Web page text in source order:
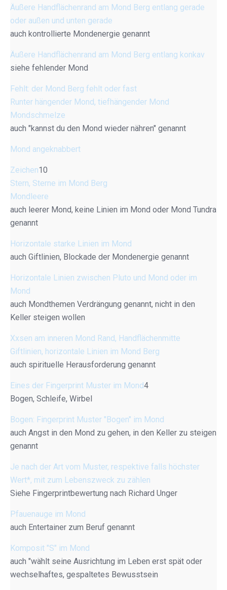
Äußere Handflächenrand am Mond Berg entlang gerade
oder außen und unten gerade
auch kontrollierte Mondenergie genannt
Äußere Handflächenrand am Mond Berg entlang konkav
siehe fehlender Mond
Fehlt: der Mond Berg fehlt oder fast
Runter hängender Mond, tiefhängender Mond
Mondschmelze
auch "kannst du den Mond wieder nähren" genannt
Mond angeknabbert
Zeichen10
Stern, Sterne im Mond Berg
Mondleere
auch leerer Mond, keine Linien im Mond oder Mond Tundra
genannt
Horizontale starke Linien im Mond
auch Giftlinien, Blockade der Mondenergie genannt
Horizontale Linien zwischen Pluto und Mond oder im
Mond
auch Mondthemen Verdrängung genannt, nicht in den
Keller steigen wollen
Xxsen am inneren Mond Rand, Handflächenmitte
Giftlinien, horizontale Linien im Mond Berg
auch spirituelle Herausforderung genannt
Eines der Fingerprint Muster im Mond4
Bogen, Schleife, Wirbel
Bogen: Fingerprint Muster "Bogen" im Mond
auch Angst in den Mond zu gehen, in den Keller zu steigen
genannt
Je nach der Art vom Muster, respektive falls höchster
Wert*, mit zum Lebenszweck zu zählen
Siehe Fingerprintbewertung nach Richard Unger
Pfauenauge im Mond
auch Entertainer zum Beruf genannt
Komposit "S" im Mond
auch "wählt seine Ausrichtung im Leben erst spät oder
wechselhaftes, gespaltetes Bewusstsein